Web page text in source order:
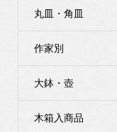
丸皿・角皿
作家別
大鉢・壺
木箱入商品